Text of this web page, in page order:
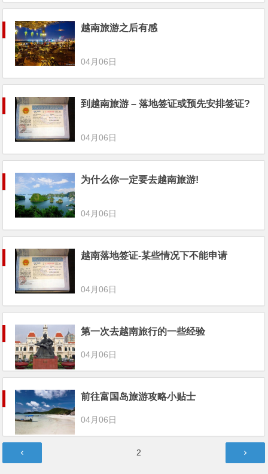
越南旅游之后有感
04月06日
到越南旅游 – 落地签证或预先安排签证?
04月06日
为什么你一定要去越南旅游!
04月06日
越南落地签证-某些情况下不能申请
04月06日
第一次去越南旅行的一些经验
04月06日
前往富国岛旅游攻略小贴士
04月06日
章
2